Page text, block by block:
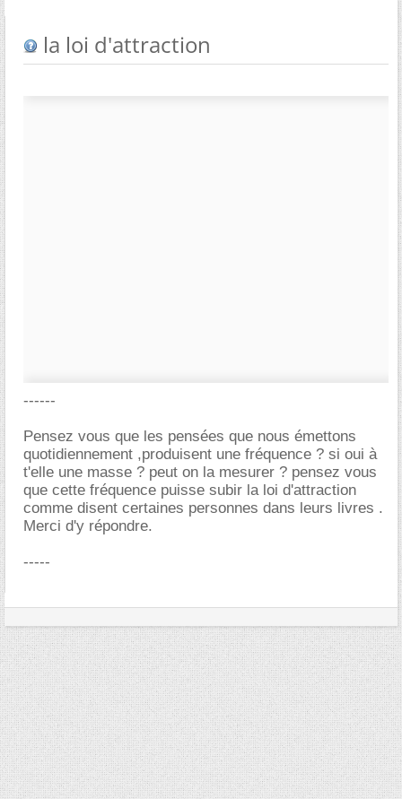
la loi d'attraction
------
Pensez vous que les pensées que nous émettons
quotidiennement ,produisent une fréquence ? si oui à
t'elle une masse ? peut on la mesurer ? pensez vous
que cette fréquence puisse subir la loi d'attraction
comme disent certaines personnes dans leurs livres .
Merci d'y répondre.
-----